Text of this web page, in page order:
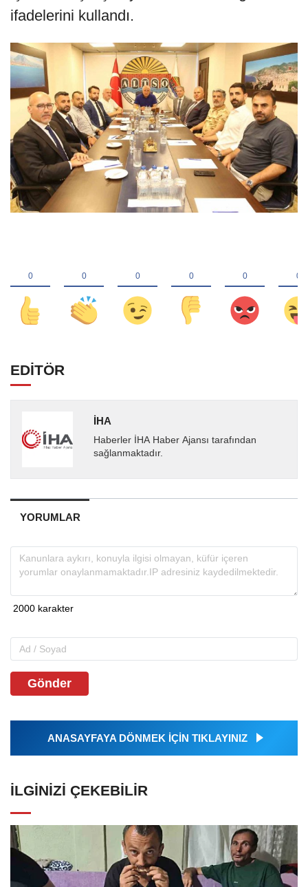
ifadelerini kullandı.
EDİTÖR
İHA
Haberler İHA Haber Ajansı tarafından
sağlanmaktadır.
YORUMLAR
Gönder
ANASAYFAYA DÖNMEK İÇİN TIKLAYINIZ
İLGINIZI ÇEKEBILIR